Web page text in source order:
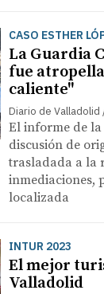
CASO ESTHER
La Guardia
fue
caliente"
Diario de Valladolid
El informe de
discusión de
trasladada a la
inmediaciones,
localizada
INTUR 2023
El mejor
Valladolid